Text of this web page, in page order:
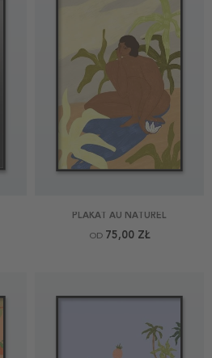
PLAKAT AU NATUREL
OD 75,00 ZŁ